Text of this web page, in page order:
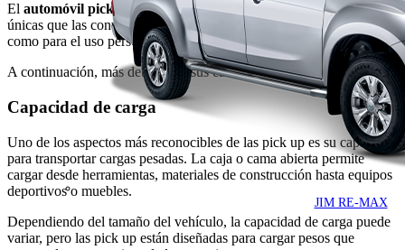
JIM RE-MAX
El automóvil pick updestaca por poseer una serie de características
únicas que las convierten en potentes, adaptables para el trabajo
como para el uso personal.
A continuación, más detalles de sus características.
Capacidad de carga
Uno de los aspectos más reconocibles de las pick up es su capacidad
para transportar cargas pesadas. La caja o cama abierta permite
cargar desde herramientas, materiales de construcción hasta equipos
deportivos o muebles.
Dependiendo del tamaño del vehículo, la capacidad de carga puede
variar, pero las pick up están diseñadas para cargar pesos que